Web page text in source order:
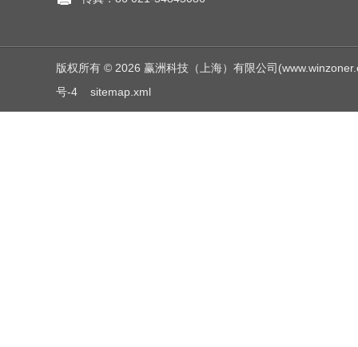
版权所有 © 2026 赢洲科技（上海）有限公司
号-4
sitemap.xml